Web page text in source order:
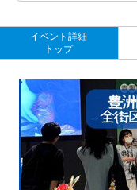
イベント詳細
トップ